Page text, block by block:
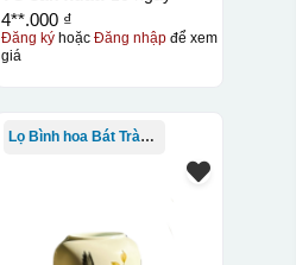
4**.000 ₫
Đăng ký hoặcĐăng nhập để xem
giá
Lọ Bình hoa Bát Tràng in logo